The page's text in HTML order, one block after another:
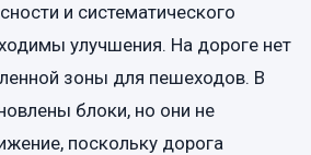
и систематического
улучшения. На дороге нет
зоны для пешеходов. В
блоки, но они не
поскольку дорога